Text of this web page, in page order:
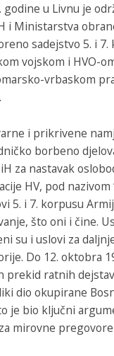
godine u Livnu je
i Ministarstva
sadejstvo 5. i
vojskom i HVO-
vrbaskom
i prikrivene
borbeno
za nastavak
HV, pod nazivom
5. i 7. korpusu
što oni i čine.
su i uslovi za
Do 12. oktobra
prekid ratnih
dio okupirane
je bio ključni
mirovne